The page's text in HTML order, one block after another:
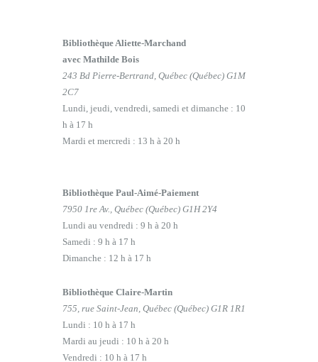
Bibliothèque Aliette-Marchand
avec Mathilde Bois
243 Bd Pierre-Bertrand, Québec (Québec) G1M
2C7
Lundi, jeudi, vendredi, samedi et dimanche : 10
h à 17 h
Mardi et mercredi : 13 h à 20 h
Bibliothèque Paul-Aimé-Paiement
7950 1re Av., Québec (Québec) G1H 2Y4
Lundi au vendredi : 9 h à 20 h
Samedi : 9 h à 17 h
Dimanche : 12 h à 17 h
Bibliothèque Claire-Martin
755, rue Saint-Jean, Québec (Québec) G1R 1R1
Lundi : 10 h à 17 h
Mardi au jeudi : 10 h à 20 h
Vendredi : 10 h à 17 h